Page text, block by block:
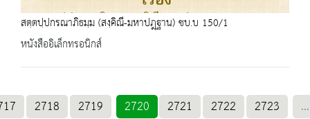
สตฺตปฺปกรณาภิธมฺม (สงฺคิณี-มหาปฎฺฐาน) ชบ.บ 150/1
หนังสืออิเล็กทรอนิกส์
2718 2719 2720 2721 2722 2723 ...